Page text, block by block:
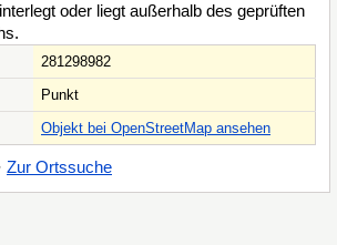
oder liegt außerhalb des geprüften
281298982
Punkt
Objekt bei OpenStreetMap ansehen
Zur Ortssuche